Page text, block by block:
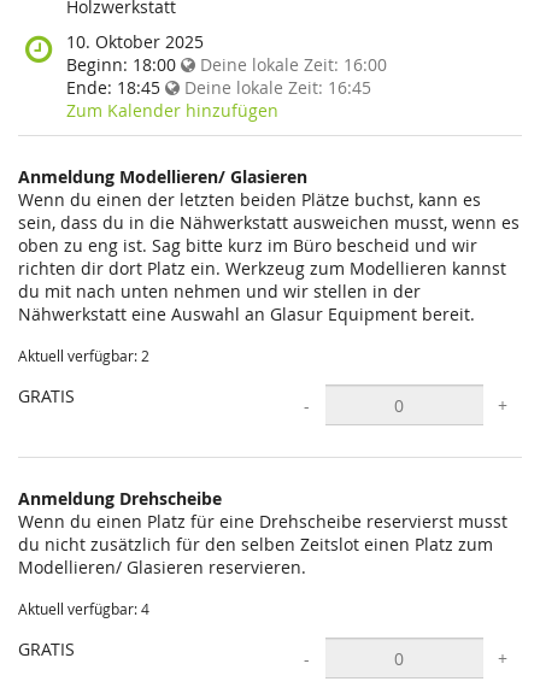
diese
statt?
Holzwerkstatt
Wann
findet
diese
Veranstaltung
statt?
10. Oktober 2025
Beginn: 18:00 Deine lokale Zeit: 16:00
Ende: 18:45 Deine lokale Zeit: 16:45
Zum Kalender hinzufügen
Anmeldung Modellieren/ Glasieren
Wenn du einen der letzten beiden Plätze buchst, kann es
sein, dass du in die Nähwerkstatt ausweichen musst, wenn es
oben zu eng ist. Sag bitte kurz im Büro bescheid und wir
richten dir dort Platz ein. Werkzeug zum Modellieren kannst
du mit nach unten nehmen und wir stellen in der
Nähwerkstatt eine Auswahl an Glasur Equipment bereit.
Aktuell verfügbar: 2
GRATIS - +
Anmeldung Drehscheibe
Wenn du einen Platz für eine Drehscheibe reservierst musst
du nicht zusätzlich für den selben Zeitslot einen Platz zum
Modellieren/ Glasieren reservieren.
Aktuell verfügbar: 4
GRATIS - +